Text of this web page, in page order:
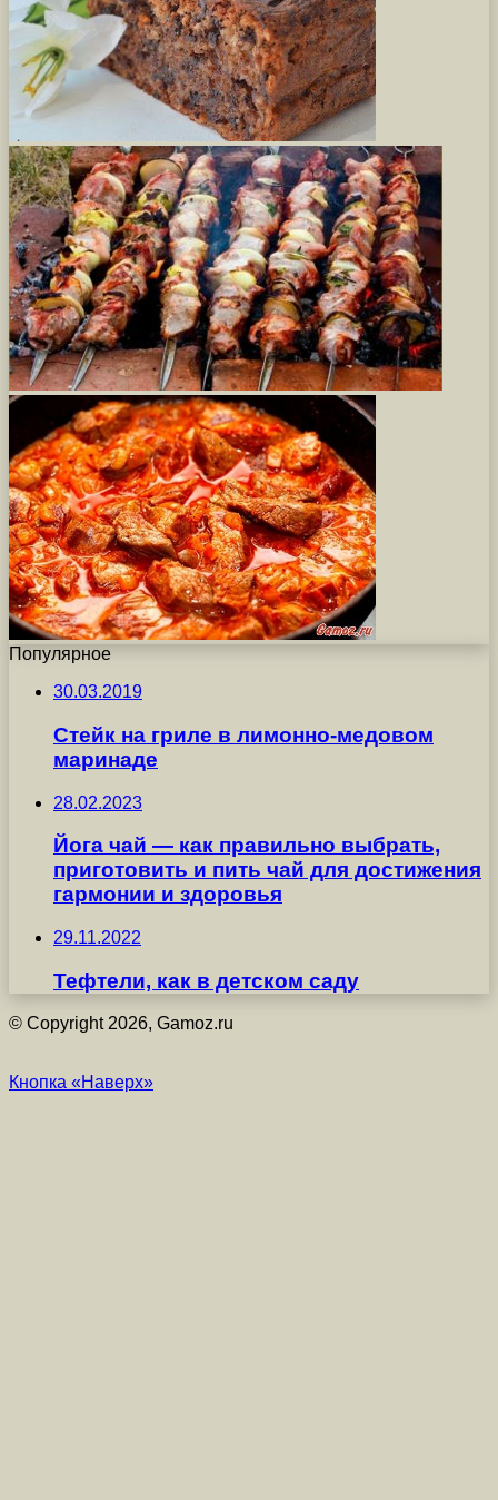
Популярное
30.03.2019
Стейк на гриле в лимонно-медовом
маринаде
28.02.2023
Йога чай — как правильно выбрать,
приготовить и пить чай для достижения
гармонии и здоровья
29.11.2022
Тефтели, как в детском саду
© Copyright 2026, Gamoz.ru
Кнопка «Наверх»